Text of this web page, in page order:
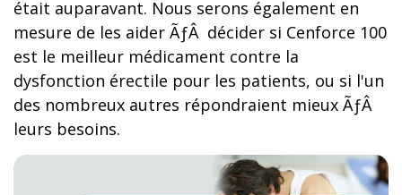
était auparavant. Nous serons également en
mesure de les aider ÃƒÂ décider si Cenforce 100
est le meilleur médicament contre la
dysfonction érectile pour les patients, ou si l'un
des nombreux autres répondraient mieux ÃƒÂ
leurs besoins.